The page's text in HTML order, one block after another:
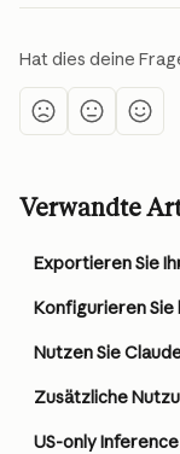
Hat dies deine
Verwandte
Exportieren Sie
US-only